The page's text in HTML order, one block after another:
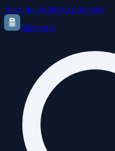
Aller au contenu principal
Elections